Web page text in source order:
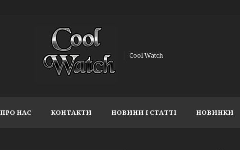
Cool Watch
ПРО НАС КОНТАКТИ НОВИНИ І СТАТТІ НОВИНКИ